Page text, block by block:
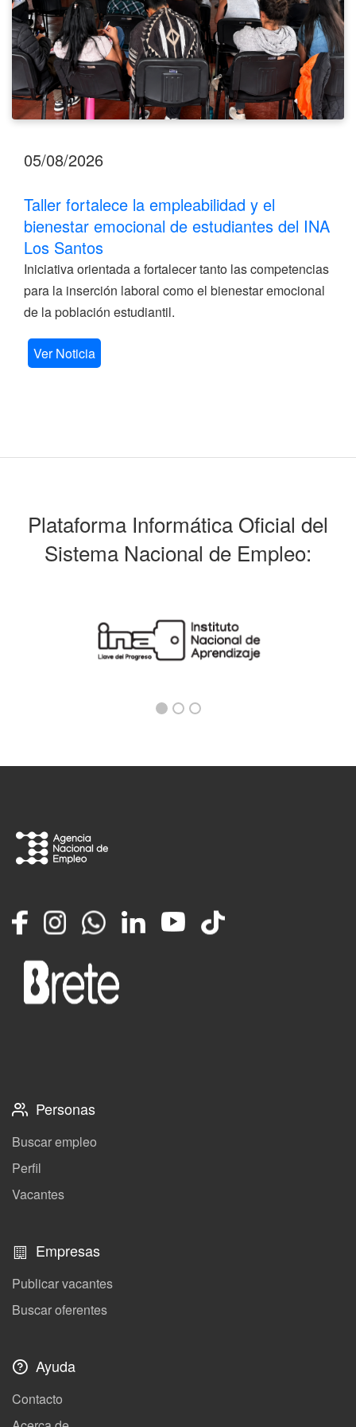
del
INA
Los
Santos
05/08/2026
Taller fortalece la empleabilidad y el
bienestar emocional de estudiantes del INA
Los Santos
Iniciativa orientada a fortalecer tanto las competencias
para la inserción laboral como el bienestar emocional
de la población estudiantil.
Ver Noticia
Plataforma Informática Oficial del
Sistema Nacional de Empleo:
FacebookInstagramWhatsappLinkedInYouTube
TikTok
Personas
Buscar empleo
Perfil
Vacantes
Empresas
Publicar vacantes
Buscar oferentes
Ayuda
Contacto